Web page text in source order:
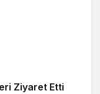
Ziyaret Etti